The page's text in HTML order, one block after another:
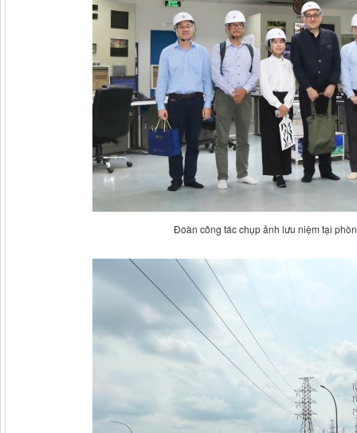
Đoàn công tác chụp ảnh lưu niệm tại